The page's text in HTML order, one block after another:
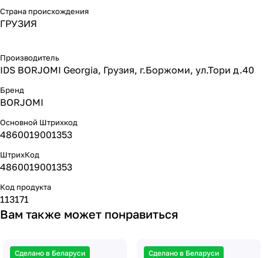
Страна происхождения
ГРУЗИЯ
Производитель
IDS BORJOMI Georgia, Грузия, г.Боржоми, ул.Тори д.40
Бренд
BORJOMI
Основной Штрихкод
4860019001353
ШтрихКод
4860019001353
Код продукта
113171
Вам также может понравиться
Сделано в Беларуси Сделано в Беларуси